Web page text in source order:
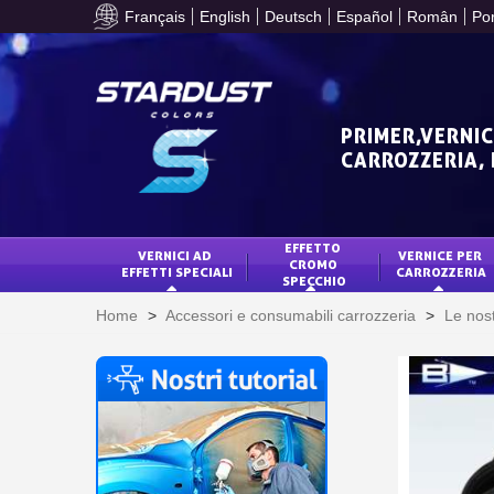
Français English Deutsch Español Român
VERNICI AD
EFFETTI SPECIALI
EFFETTO
CROMO
SPECCHIO
VERNICE PER
CARROZZERIA
Home > Accessori e consumabili carrozzeria > Le